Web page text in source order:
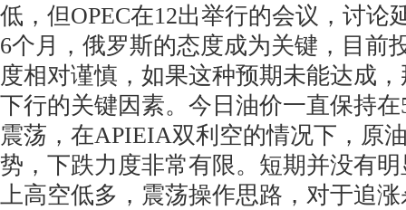
低，但OPEC在12出举行的会议，讨论
6个月，俄罗斯的态度成为关键，目前
度相对谨慎，如果这种预期未能达成
下行的关键因素。今日油价一直保持在
震荡，在APIEIA双利空的情况下，原
势，下跌力度非常有限。短期并没有
上高空低多，震荡操作思路，对于追